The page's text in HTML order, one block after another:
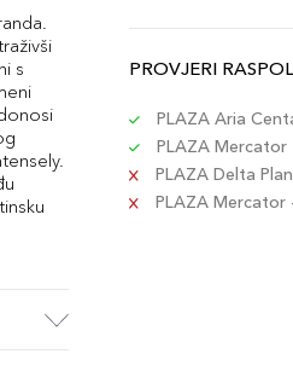
s
PROVJERI
PLAZA Aria
PLAZA Mercator
PLAZA Delta
PLAZA Mercator